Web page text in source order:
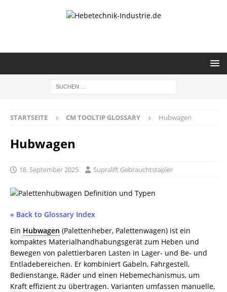
STARTSEITE CM TOOLTIP GLOSSARY Hubwagen
Hubwagen
18. September 2025 Supralift Gebrauchtstapler
« Back to Glossary Index
Ein Hubwagen (Palettenheber, Palettenwagen) ist ein
kompaktes Materialhandhabungsgerät zum Heben und
Bewegen von palettierbaren Lasten in Lager- und Be- und
Entladebereichen. Er kombiniert Gabeln, Fahrgestell,
Bedienstange, Räder und einen Hebemechanismus, um
Kraft effizient zu übertragen. Varianten umfassen manuelle,